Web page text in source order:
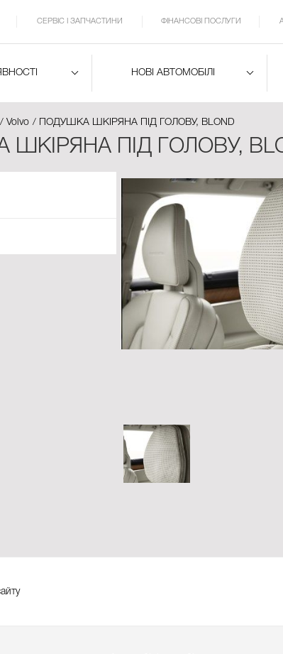
СЕРВІС І ЗАПЧАСТИНИ ФІНАНСОВІ ПОСЛУГИ
НОВІ АВТОМОБІЛІ
Volvo ПОДУШКА ШКІРЯНА ПІД ГОЛОВУ, BLOND
ШКІРЯНА ПІД ГОЛОВУ,